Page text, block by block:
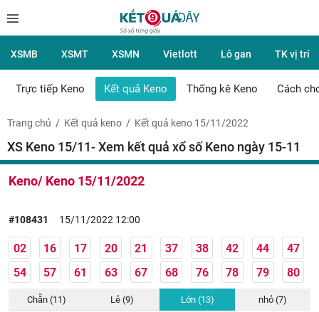
XSMB XSMT XSMN Vietlott Lô gan TK vị trí
Trực tiếp Keno Kết quả Keno Thống kê Keno Cách
Trang chủ Kết quả keno Kết quả keno 15/11/2022
XS Keno 15/11- Xem kết quả xổ số Keno ngày 15-11
Keno/ Keno 15/11/2022
#108431 15/11/2022 12:00
02 16 17 20 21 37 38 42 44
47
54
57 61 63 67 68 76 78 79 80
Chẵn (11) Lẻ (9) Lớn (13) nhỏ (7)